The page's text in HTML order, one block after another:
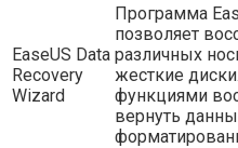
EaseUS Data
Recovery
Wizard
Программа
позволяет
различных
жесткие
функциями
вернуть